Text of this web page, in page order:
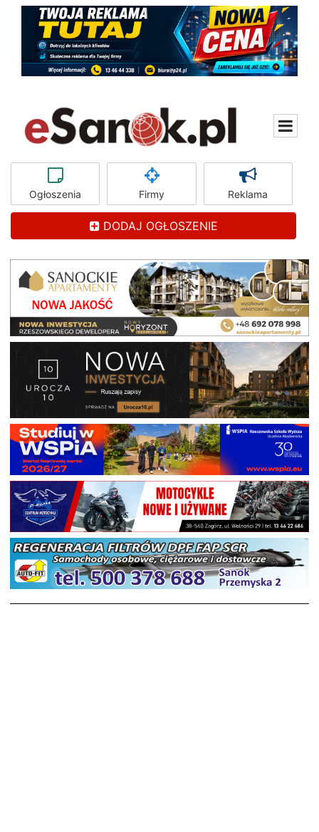
Ogłoszenia Firmy Reklama
DODAJ OGŁOSZENIE